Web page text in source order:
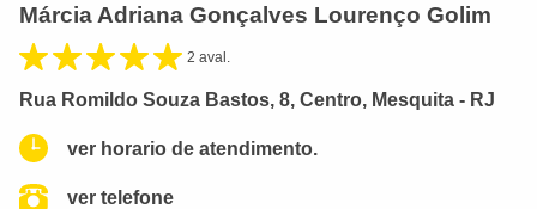
Márcia Adriana Gonçalves Lourenço Golim
2 aval.
Rua Romildo Souza Bastos, 8, Centro, Mesquita - RJ
ver horario de atendimento.
ver telefone